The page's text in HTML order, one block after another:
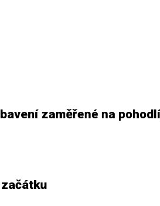
zaměřené na